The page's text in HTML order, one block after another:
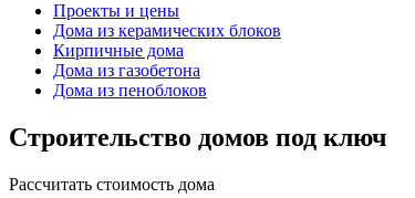
Проекты и цены
Дома из керамических блоков
Кирпичные дома
Дома из газобетона
Дома из пеноблоков
Строительство домов под ключ
Рассчитать стоимость дома